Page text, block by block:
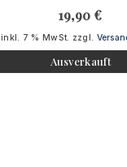
19,90 €
inkl. 7 % MwSt. zzgl.
Ausverkauft